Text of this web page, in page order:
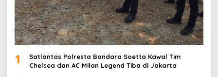
1
Satlantas Polresta Bandara Soetta Kawal Tim
Chelsea dan AC Milan Legend Tiba di Jakarta